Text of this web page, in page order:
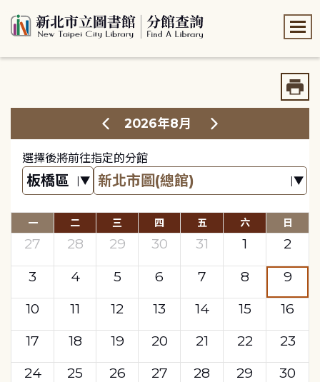
2026年8月
選擇後將前往指定的分館
一 二 三 四 五 六 日
27 28 29 30 31 1
2
3
4 5 6 7 8
9
10
11 12 13 14 15
16
17
18 19 20 21 22
23
24
25 26 27 28 29
30